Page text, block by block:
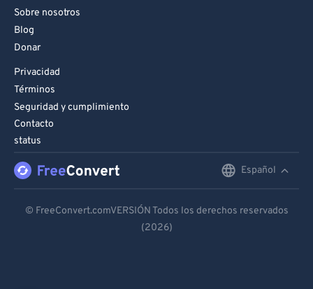
Sobre nosotros
Blog
Donar
Privacidad
Términos
Seguridad y cumplimiento
Contacto
status
Español
Español
© FreeConvert.comVERSIÓN Todos los derechos reservados
(2026)